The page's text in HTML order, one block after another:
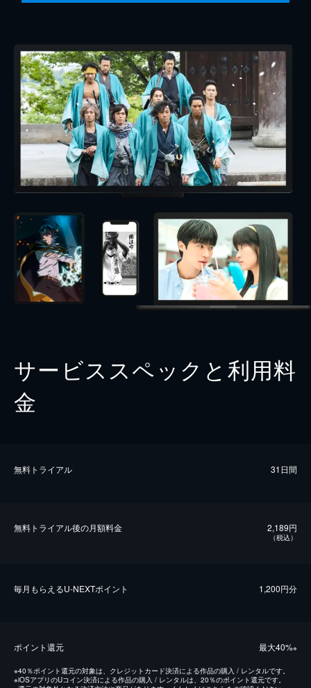
サービススペックと利用料
金
無料トライアル 31日間
無料トライアル後の⽉額料金 2,189円
（税込）
毎⽉もらえるU-NEXTポイント 1,200円分
ポイント還元 最⼤40%※
※40％ポイント還元の対象は、クレジットカード決済による作品の購入 / レンタルです。
※iOSアプリのUコイン決済による作品の購入 / レンタルは、20％のポイント還元です。